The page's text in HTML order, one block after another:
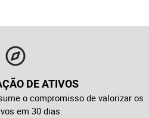
DE ATIVOS
o compromisso de valorizar os
em 30 dias.